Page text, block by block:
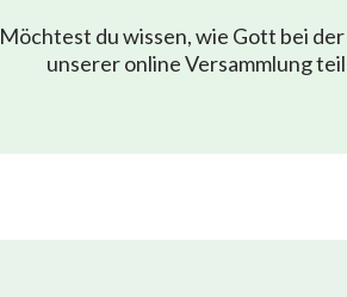
Möchtest du wissen, wie Gott bei
unserer online Versammlung